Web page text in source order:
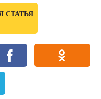
СТАТЬЯ